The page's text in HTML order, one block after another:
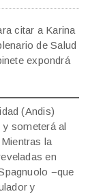
citar a Karina
de Salud
expondrá
(Andis)
someterá al
la
en
−que
y